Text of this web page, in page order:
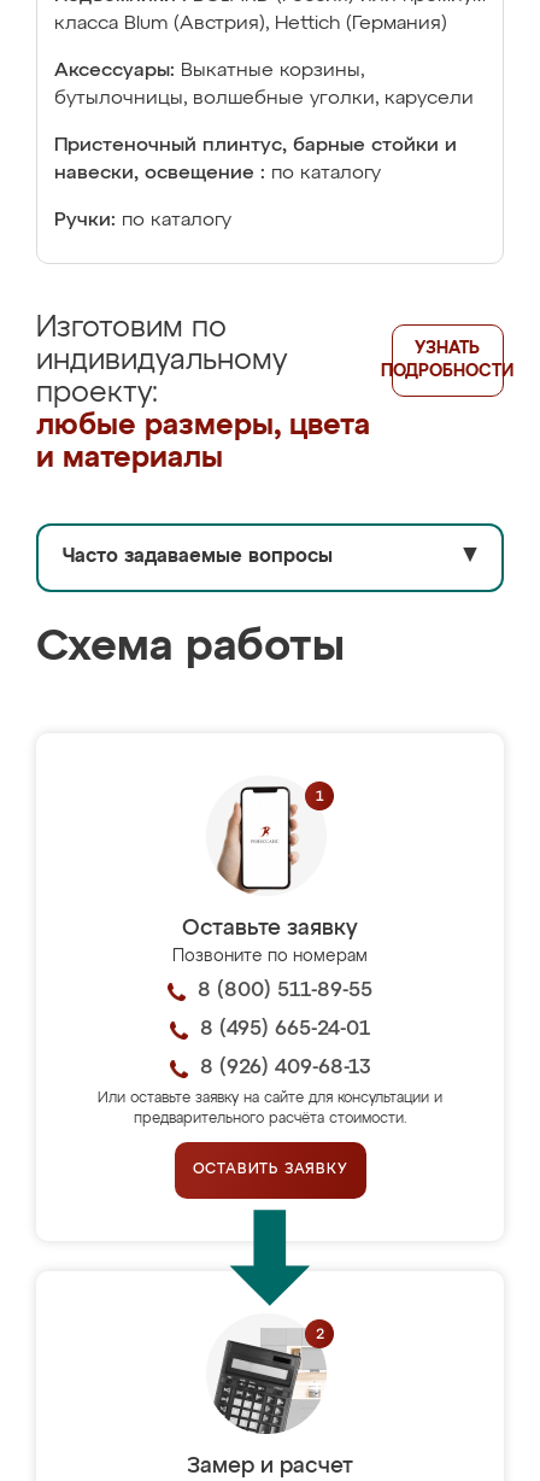
класса Blum (Австрия), Hettich (Германия)
Аксессуары: Выкатные корзины,
бутылочницы, волшебные уголки, карусели
Пристеночный плинтус, барные стойки и
навески, освещение : по каталогу
Ручки: по каталогу
Изготовим по
индивидуальному
проекту:
любые размеры, цвета
и материалы
УЗНАТЬ
ПОДРОБНОСТИ
Часто задаваемые вопросы ▼
Схема работы
Оставьте заявку
Позвоните по номерам
8 (800) 511-89-55
8 (495) 665-24-01
8 (926) 409-68-13
Или оставьте заявку на сайте для консультации и
предварительного расчёта стоимости.
ОСТАВИТЬ ЗАЯВКУ
Замер и расчет